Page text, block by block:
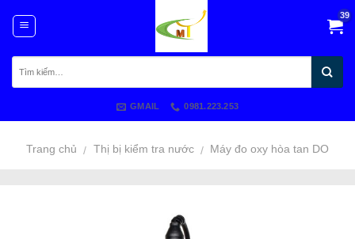
content
GMAIL 0981.223.253
Trang chủ / Thị bị kiểm tra nước / Máy đo oxy hòa tan DO